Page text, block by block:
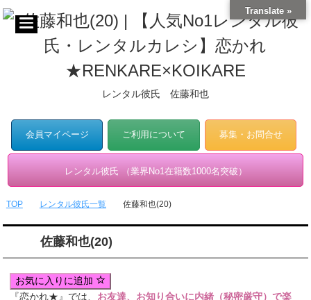
レンタル彼氏 佐藤和也
会員マイページ ご利用について 募集・お問合せ
レンタル彼氏 （業界No1在籍数1000名突破）
TOP レンタル彼氏一覧 佐藤和也(20)
佐藤和也(20)
お気に入りに追加
『恋かれ★』では、 お友達、お知り合いに内緒（秘密厳守）で楽
Translate »